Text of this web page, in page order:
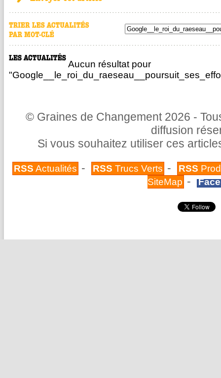
Aucun résultat pour
© Graines de Changement 2026 -
diffusion
Si vous souhaitez utiliser ces
RSS Actualités - RSS Trucs Verts - RSS
SiteMap -